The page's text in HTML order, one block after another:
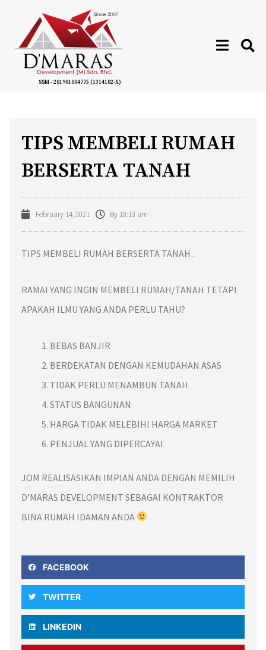
SSM - 201901004775 (1314102-X)
TIPS MEMBELI RUMAH
BERSERTA TANAH
February 14, 2021 By 10:13 am
TIPS MEMBELI RUMAH BERSERTA TANAH .
RAMAI YANG INGIN MEMBELI RUMAH/TANAH TETAPI
APAKAH ILMU YANG ANDA PERLU TAHU?
BEBAS BANJIR
BERDEKATAN DENGAN KEMUDAHAN ASAS
TIDAK PERLU MENAMBUN TANAH
STATUS BANGUNAN
HARGA TIDAK MELEBIHI HARGA MARKET
PENJUAL YANG DIPERCAYAI
JOM REALISASIKAN IMPIAN ANDA DENGAN MEMILIH
D’MARAS DEVELOPMENT SEBAGAI KONTRAKTOR
BINA RUMAH IDAMAN ANDA
FACEBOOK
TWITTER
LINKEDIN